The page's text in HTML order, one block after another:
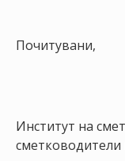
НАСТАНИ
Почитувани,
Институт на
сметководители